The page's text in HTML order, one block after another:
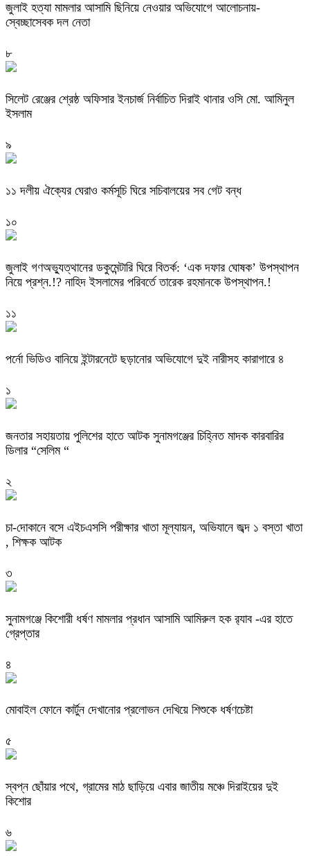
জুলাই হত্যা মামলার আসামি ছিনিয়ে নেওয়ার অভিযোগে আলোচনায়-
স্বেচ্ছাসেবক দল নেতা
৮
‎সিলেট রেঞ্জের শ্রেষ্ঠ অফিসার ইনচার্জ নির্বাচিত দিরাই থানার ওসি মো. আমিনুল
ইসলাম
৯
‎১১ দলীয় ঐক্যের ঘেরাও কর্মসূচি ঘিরে সচিবালয়ের সব গেট বন্ধ
১০
‎জুলাই গণঅভ্যুত্থানের ডকুমেন্টারি ঘিরে বিতর্ক: ‘এক দফার ঘোষক’ উপস্থাপন
নিয়ে প্রশ্ন.!? নাহিদ ইসলামের পরিবর্তে তারেক রহমানকে উপস্থাপন.!
১১
পর্নো ভিডিও বানিয়ে ইন্টারনেটে ছড়ানোর অভিযোগে দুই নারীসহ কারাগারে ৪
১
জনতার সহায়তায় পুলিশের হাতে আটক সুনামগঞ্জের চিহ্নিত মাদক কারবারির
ডিলার “সেলিম “
২
চা-দোকানে বসে এইচএসসি পরীক্ষার খাতা মূল্যায়ন, অভিযানে জব্দ ১ বস্তা খাতা
, শিক্ষক আটক
৩
‎সুনামগঞ্জে কিশোরী ধর্ষণ মামলার প্রধান আসামি আমিরুল হক র‌্যাব -এর হাতে
গ্রেপ্তার
৪
মোবাইল ফোনে কার্টুন দেখানোর প্রলোভন দেখিয়ে শিশুকে ধর্ষণচেষ্টা
৫
স্বপ্ন ছোঁয়ার পথে, গ্রামের মাঠ ছাড়িয়ে এবার জাতীয় মঞ্চে দিরাইয়ের দুই
কিশোর
৬